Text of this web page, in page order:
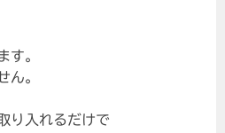
す。
ん。
り入れるだけで